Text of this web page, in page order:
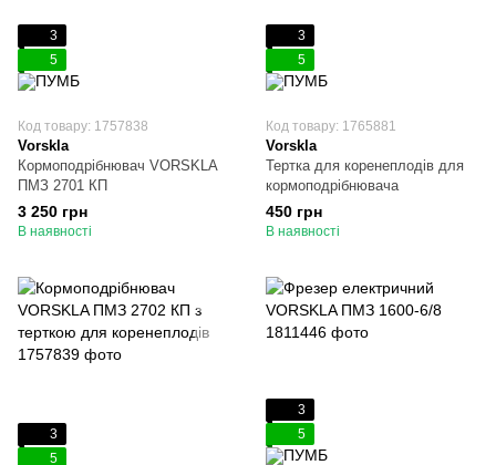
3
5
Код товару: 1757838
Vorskla
Кормоподрібнювач VORSKLA
ПМЗ 2701 КП
3 250 грн
В наявності
3
5
Код товару: 1765881
Vorskla
Тертка для коренеплодів для
кормоподрібнювача
450 грн
В наявності
3
5
3
5